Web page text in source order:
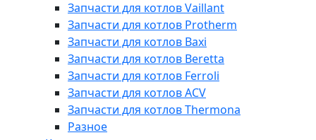
Запчасти для котлов Vaillant
Запчасти для котлов Protherm
Запчасти для котлов Baxi
Запчасти для котлов Beretta
Запчасти для котлов Ferroli
Запчасти для котлов ACV
Запчасти для котлов Thermona
Разное